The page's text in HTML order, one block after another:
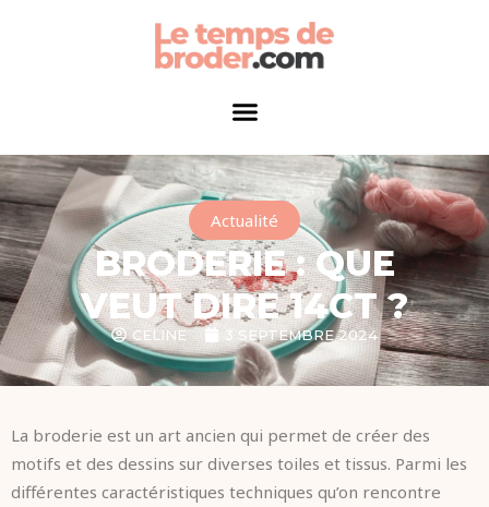
Actualité
BRODERIE : QUE
VEUT DIRE 14CT ?
CELINE 3 SEPTEMBRE 2024
La broderie est un art ancien qui permet de créer des
motifs et des dessins sur diverses toiles et tissus. Parmi les
différentes caractéristiques techniques qu’on rencontre